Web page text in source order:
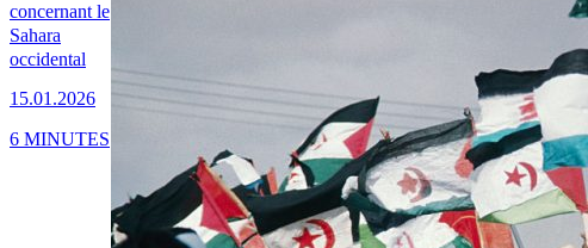
concernant le
Sahara
occidental
15.01.2026
6 MINUTES